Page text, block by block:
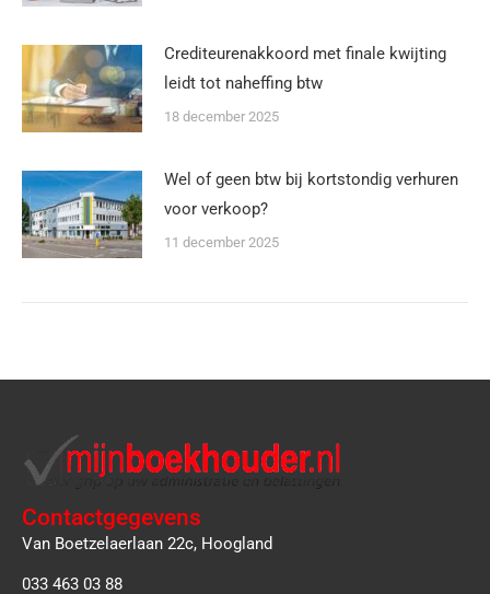
Crediteurenakkoord met finale kwijting
leidt tot naheffing btw
18 december 2025
Wel of geen btw bij kortstondig verhuren
voor verkoop?
11 december 2025
Contactgegevens
Van Boetzelaerlaan 22c, Hoogland
033 463 03 88